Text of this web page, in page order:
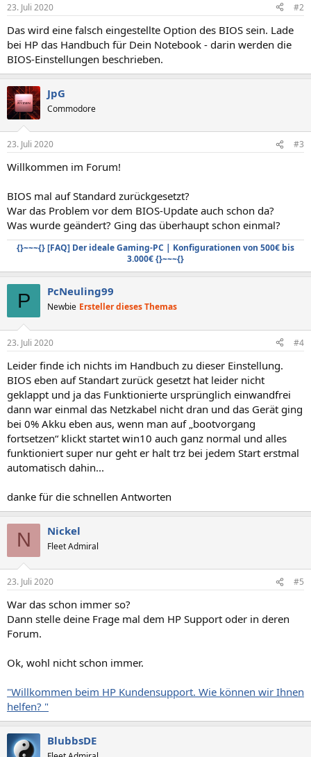
23. Juli 2020 #2
Das wird eine falsch eingestellte Option des BIOS sein. Lade
bei HP das Handbuch für Dein Notebook - darin werden die
BIOS-Einstellungen beschrieben.
JpG
Commodore
23. Juli 2020 #3
Willkommen im Forum!
BIOS mal auf Standard zurückgesetzt?
War das Problem vor dem BIOS-Update auch schon da?
Was wurde geändert? Ging das überhaupt schon einmal?
{}~~~{} [FAQ] Der ideale Gaming-PC | Konfigurationen von 500€ bis
3.000€ {}~~~{}
P PcNeuling99
Newbie Ersteller dieses Themas
23. Juli 2020 #4
Leider finde ich nichts im Handbuch zu dieser Einstellung.
BIOS eben auf Standart zurück gesetzt hat leider nicht
geklappt und ja das Funktionierte ursprünglich einwandfrei
dann war einmal das Netzkabel nicht dran und das Gerät ging
bei 0% Akku eben aus, wenn man auf „bootvorgang
fortsetzen“ klickt startet win10 auch ganz normal und alles
funktioniert super nur geht er halt trz bei jedem Start erstmal
automatisch dahin...
danke für die schnellen Antworten
N Nickel
Fleet Admiral
23. Juli 2020 #5
War das schon immer so?
Dann stelle deine Frage mal dem HP Support oder in deren
Forum.
Ok, wohl nicht schon immer.
"Willkommen beim HP Kundensupport. Wie können wir Ihnen
helfen? "
BlubbsDE